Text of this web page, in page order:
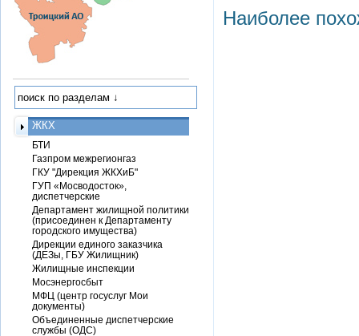
Наиболее
ЖКХ
БТИ
Газпром межрегионгаз
ГКУ "Дирекция ЖКХиБ"
ГУП «Мосводосток»,
диспетчерские
Департамент жилищной политики
(присоединен к Департаменту
городского имущества)
Дирекции единого заказчика
(ДЕЗы, ГБУ Жилищник)
Жилищные инспекции
Мосэнергосбыт
МФЦ (центр госуслуг Мои
документы)
Объединенные диспетчерские
службы (ОДС)